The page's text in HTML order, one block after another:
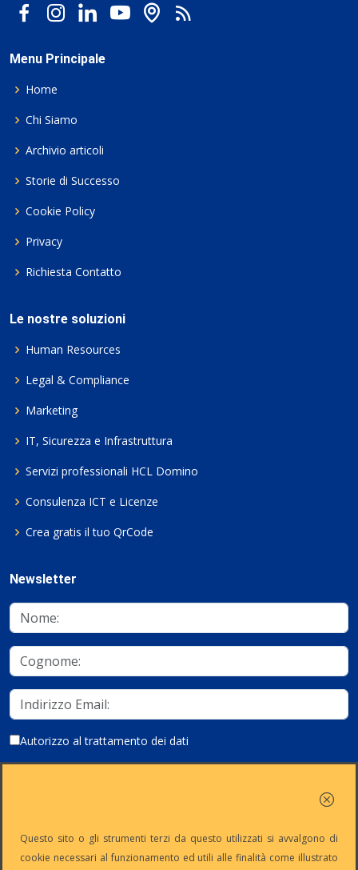
Menu Principale
Home
Chi Siamo
Archivio articoli
Storie di Successo
Cookie Policy
Privacy
Richiesta Contatto
Le nostre soluzioni
Human Resources
Legal & Compliance
Marketing
IT, Sicurezza e Infrastruttura
Servizi professionali HCL Domino
Consulenza ICT e Licenze
Crea gratis il tuo QrCode
Newsletter
Autorizzo al trattamento dei dati
Questo sito o gli strumenti terzi da questo utilizzati si avvalgono di
cookie necessari al funzionamento ed utili alle finalità come illustrato